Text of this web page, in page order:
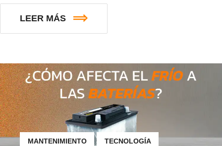
LEER MÁS
MANTENIMIENTO TECNOLOGÍA